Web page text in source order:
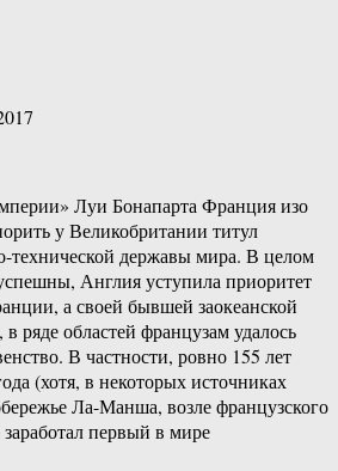
Луи Бонапарта Франция изо
у Великобритании титул
державы мира. В целом
Англия уступила приоритет
а своей бывшей заокеанской
ряде областей французам удалось
В частности, ровно 155 лет
(хотя, в некоторых источниках
Ла-Манша, возле французского
первый в мире